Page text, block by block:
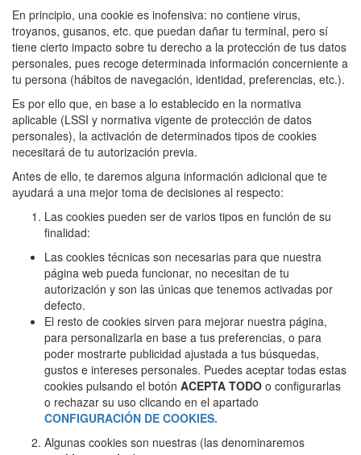
En principio, una cookie es inofensiva: no contiene virus,
troyanos, gusanos, etc. que puedan dañar tu terminal, pero sí
tiene cierto impacto sobre tu derecho a la protección de tus datos
personales, pues recoge determinada información concerniente a
tu persona (hábitos de navegación, identidad, preferencias, etc.).
Es por ello que, en base a lo establecido en la normativa
aplicable (LSSI y normativa vigente de protección de datos
personales), la activación de determinados tipos de cookies
necesitará de tu autorización previa.
Antes de ello, te daremos alguna información adicional que te
ayudará a una mejor toma de decisiones al respecto:
Las cookies pueden ser de varios tipos en función de su
finalidad:
Las cookies técnicas son necesarias para que nuestra
página web pueda funcionar, no necesitan de tu
autorización y son las únicas que tenemos activadas por
defecto.
El resto de cookies sirven para mejorar nuestra página,
para personalizarla en base a tus preferencias, o para
poder mostrarte publicidad ajustada a tus búsquedas,
gustos e intereses personales. Puedes aceptar todas estas
cookies pulsando el botón ACEPTA TODO o configurarlas
o rechazar su uso clicando en el apartado
CONFIGURACIÓN DE COOKIES.
Algunas cookies son nuestras (las denominaremos